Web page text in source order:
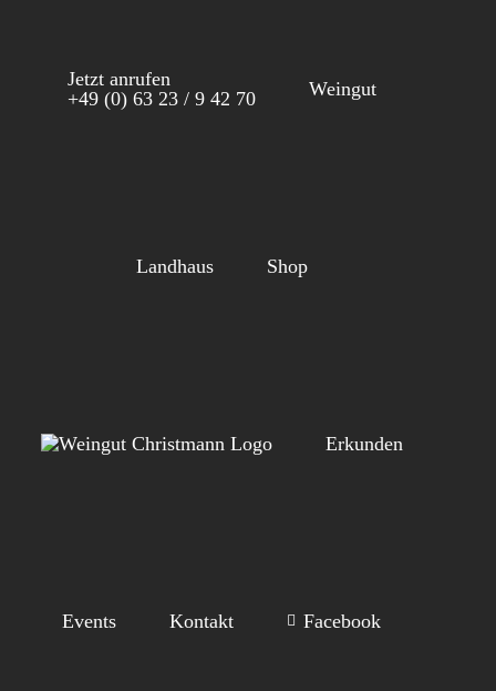
Jetzt anrufen
+49 (0) 63 23 / 9 42 70
Weingut
Landhaus Shop
Erkunden
Events Kontakt Facebook